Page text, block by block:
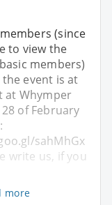
(since
to view the
members)
event is at
at Whymper
of February
sahMhGx
write us, if you
more